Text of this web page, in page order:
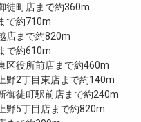
徒町店まで約360m
で約710m
店まで約820m
で約610m
区役所前店まで約460m
野2丁目東店まで約140m
御徒町駅前店まで約240m
野5丁目店まで約820m